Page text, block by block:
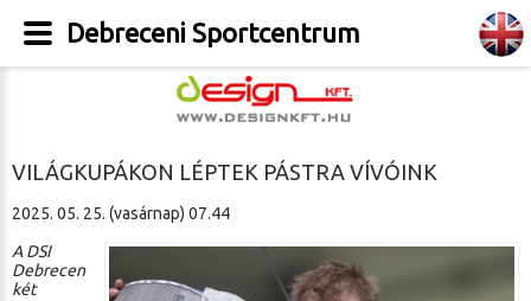
VILÁGKUPÁKON LÉPTEK PÁSTRA VÍVÓINK
2025. 05. 25. (vasárnap) 07.44
A DSI
Debrecen
két
Debreceni Sportcentrum